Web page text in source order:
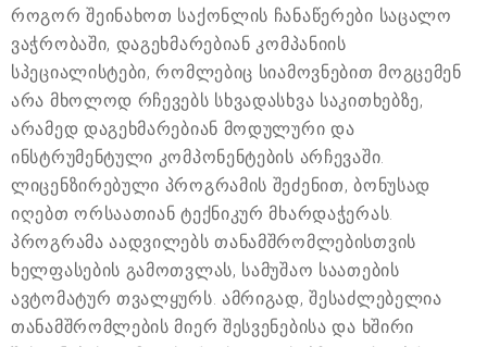
როგორ შეინახოთ საქონლის ჩანაწერები საცალო
ვაჭრობაში, დაგეხმარებიან კომპანიის
სპეციალისტები, რომლებიც სიამოვნებით მოგცემენ
არა მხოლოდ რჩევებს სხვადასხვა საკითხებზე,
არამედ დაგეხმარებიან მოდულური და
ინსტრუმენტული კომპონენტების არჩევაში.
ლიცენზირებული პროგრამის შეძენით, ბონუსად
იღებთ ორსაათიან ტექნიკურ მხარდაჭერას.
პროგრამა აადვილებს თანამშრომლებისთვის
ხელფასების გამოთვლას, სამუშაო საათების
ავტომატურ თვალყურს. ამრიგად, შესაძლებელია
თანამშრომლების მიერ შესვენებისა და ხშირი